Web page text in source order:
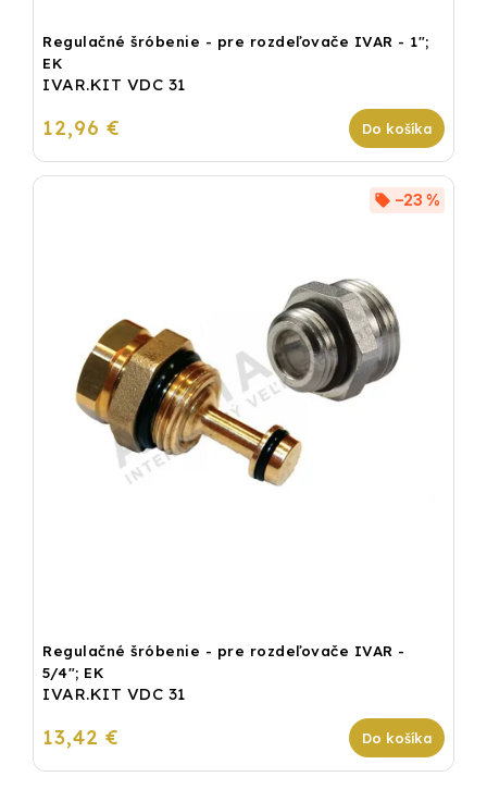
Regulačné šróbenie - pre rozdeľovače IVAR - 1";
EK
IVAR.KIT VDC 31
12,96 € Do košíka
Regulačné šróbenie - pre rozdeľovače IVAR -
5/4"; EK
IVAR.KIT VDC 31
–23 %
13,42 € Do košíka